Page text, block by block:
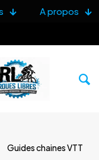
A propos
Guides chaines VTT